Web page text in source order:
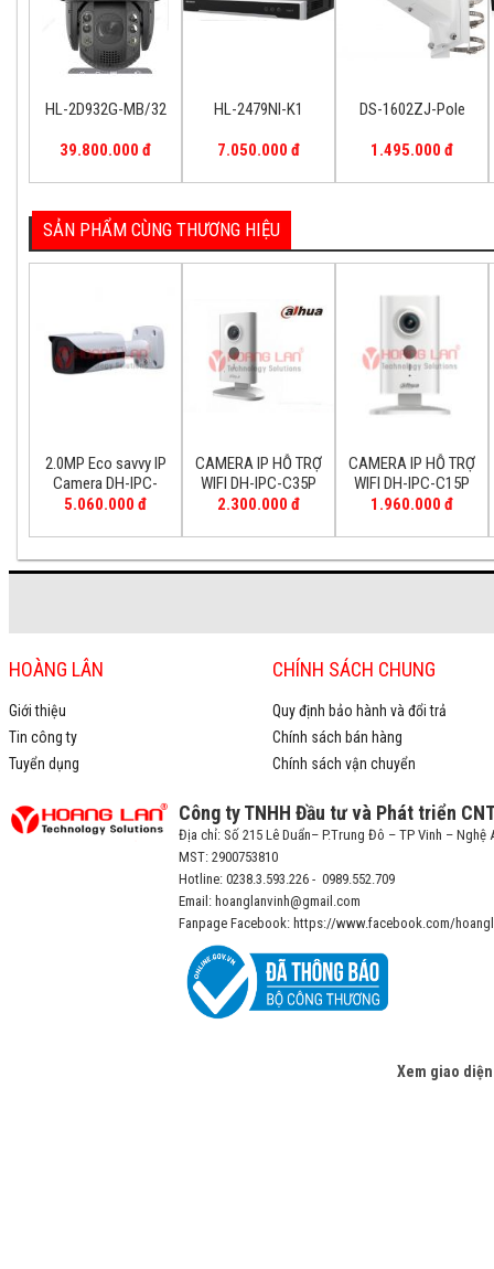
HL-2D932G-MB/32
39.800.000 đ
HL-2479NI-K1
7.050.000 đ
DS-1602ZJ-Pole
1.495.000 đ
SẢN PHẨM CÙNG THƯƠNG HIỆU
2.0MP Eco savvy IP
Camera DH-IPC-
HFW4220EP
5.060.000 đ
CAMERA IP HỖ TRỢ
WIFI DH-IPC-C35P
2.300.000 đ
CAMERA IP HỖ TRỢ
WIFI DH-IPC-C15P
1.960.000 đ
3.500.000 đ
HOÀNG LÂN
Giới thiệu
Tin công ty
Tuyển dụng
CHÍNH SÁCH CHUNG
Quy định bảo hành và đổi trả
Chính sách bán hàng
Chính sách vận chuyển
Công ty TNHH Đầu tư và Phát triển
Địa chỉ: Số 215 Lê Duẩn– P.Trung Đô – TP Vinh – Nghệ
MST: 2900753810
Hotline: 0238.3.593.226 - 0989.552.709
Email: hoanglanvinh@gmail.com
Fanpage Facebook: https://www.facebook.com/
Xem giao diện